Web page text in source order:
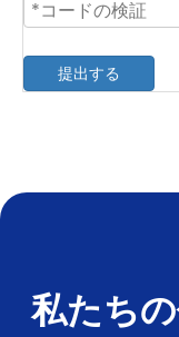
提出する
私たち